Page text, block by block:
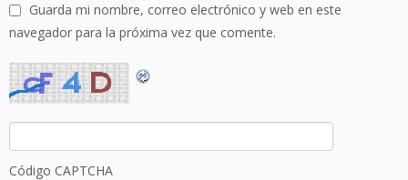
Guarda mi nombre, correo electrónico y web en este
navegador para la próxima vez que comente.
Código CAPTCHA